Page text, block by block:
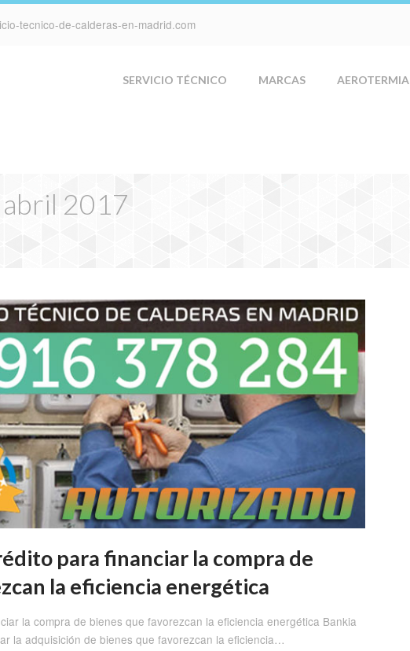
tecnico-de-calderas-en-madrid.com
SERVICIO TÉCNICO MARCAS AEROTERMIA
2017
para financiar la compra de
la eficiencia energética
la compra de bienes que favorezcan la eficiencia energética Bankia
la adquisición de bienes que favorezcan la eficiencia…